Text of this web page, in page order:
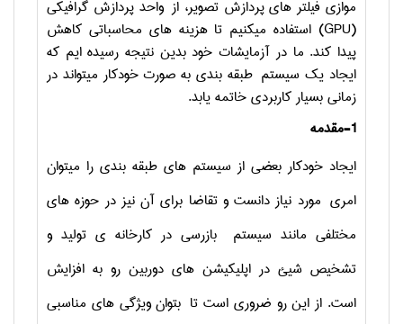
موازی فیلتر های پردازش تصویر، از واحد پردازش گرافیکی
(GPU) استفاده میکنیم تا هزینه های محاسباتی کاهش
پیدا کند. ما در آزمایشات خود بدین نتیجه رسیده ایم که
ایجاد یک سیستم طبقه بندی به صورت خودکار میتواند در
زمانی بسیار کاربردی خاتمه یابد.
-1مقدمه
ایجاد خودکار بعضی از سیستم های طبقه بندی را میتوان
امری مورد نیاز دانست و تقاضا برای آن نیز در حوزه های
مختلفی مانند سیستم بازرسی در کارخانه ی تولید و
تشخیص شیئ در اپلیکیشن های دوربین رو به افزایش
است. از این رو ضروری است تا بتوان ویژگی های مناسبی